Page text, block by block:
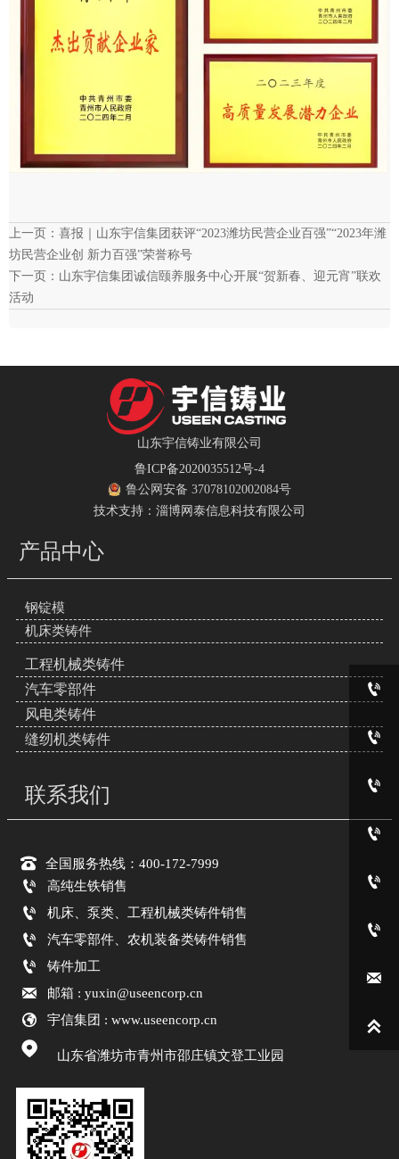
上一页： 喜报｜山东宇信集团获评“2023潍坊民营企业百强”“2023年潍
坊民营企业创 新力百强”荣誉称号
下一页： 山东宇信集团诚信颐养服务中心开展“贺新春、迎元宵”联欢
活动
山东宇信铸业有限公司
鲁ICP备2020035512号-4
鲁公网安备 37078102002084号
技术支持：淄博网泰信息科技有限公司
产品中心
钢锭模
机床类铸件
工程机械类铸件
汽车零部件
风电类铸件
缝纫机类铸件
联系我们
 全国服务热线：400-172-7999
 高纯生铁销售
 机床、泵类、工程机械类铸件销售
 汽车零部件、农机装备类铸件销售
 铸件加工
 邮箱 : yuxin@useencorp.cn
 宇信集团 : www.useencorp.cn
 山东省潍坊市青州市邵庄镇文登工业园







